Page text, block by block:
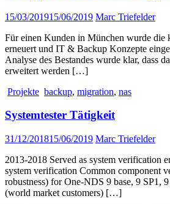
15/03/201915/06/2019 Marc Triefelder
Für einen Kunden in München wurde die
erneuert und IT & Backup Konzepte
Analyse des Bestandes wurde klar, dass
erweitert werden […]
Projekte backup, migration, nas
Systemtester Tätigkeit
31/12/201815/06/2019 Marc Triefelder
2013-2018 Served as system verification
system verification Common component
robustness) for One-NDS 9 base, 9 SP1,
(world market customers) […]